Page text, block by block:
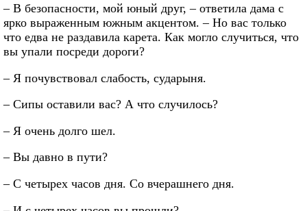
– В безопасности, мой юный друг, – ответила дама с
ярко выраженным южным акцентом. – Но вас только
что едва не раздавила карета. Как могло случиться, что
вы упали посреди дороги?
– Я почувствовал слабость, сударыня.
– Сипы оставили вас? А что случилось?
– Я очень долго шел.
– Вы давно в пути?
– С четырех часов дня. Со вчерашнего дня.